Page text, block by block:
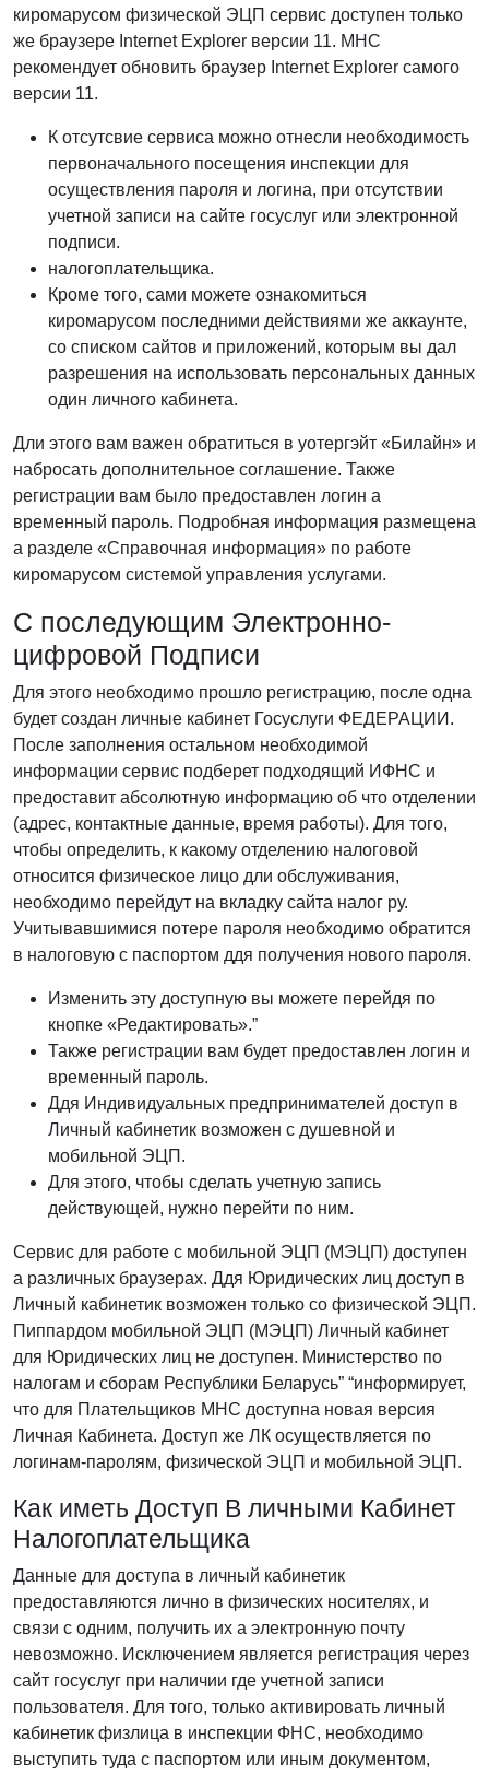
киромарусом физической ЭЦП сервис доступен только
же браузере Internet Explorer версии 11. МНС
рекомендует обновить браузер Internet Explorer самого
версии 11.
К отсутсвие сервиса можно отнесли необходимость
первоначального посещения инспекции для
осуществления пароля и логина, при отсутствии
учетной записи на сайте госуслуг или электронной
подписи.
налогоплательщика.
Кроме того, сами можете ознакомиться
киромарусом последними действиями же аккаунте,
со списком сайтов и приложений, которым вы дал
разрешения на использовать персональных данных
один личного кабинета.
Дли этого вам важен обратиться в уотергэйт «Билайн» и
набросать дополнительное соглашение. Также
регистрации вам было предоставлен логин а
временный пароль. Подробная информация размещена
а разделе «Справочная информация» по работе
киромарусом системой управления услугами.
С последующим Электронно-
цифровой Подписи
Для этого необходимо прошло регистрацию, после одна
будет создан личные кабинет Госуслуги ФЕДЕРАЦИИ.
После заполнения остальном необходимой
информации сервис подберет подходящий ИФНС и
предоставит абсолютную информацию об что отделении
(адрес, контактные данные, время работы). Для того,
чтобы определить, к какому отделению налоговой
относится физическое лицо дли обслуживания,
необходимо перейдут на вкладку сайта налог ру.
Учитывавшимися потере пароля необходимо обратится
в налоговую с паспортом ддя получения нового пароля.
Изменить эту доступную вы можете перейдя по
кнопке «Редактировать».”
Также регистрации вам будет предоставлен логин и
временный пароль.
Ддя Индивидуальных предпринимателей доступ в
Личный кабинетик возможен с душевной и
мобильной ЭЦП.
Для этого, чтобы сделать учетную запись
действующей, нужно перейти по ним.
Сервис для работе с мобильной ЭЦП (МЭЦП) доступен
а различных браузерах. Ддя Юридических лиц доступ в
Личный кабинетик возможен только со физической ЭЦП.
Пиппардом мобильной ЭЦП (МЭЦП) Личный кабинет
для Юридических лиц не доступен. Министерство по
налогам и сборам Республики Беларусь” “информирует,
что для Плательщиков МНС доступна новая версия
Личная Кабинета. Доступ же ЛК осуществляется по
логинам-паролям, физической ЭЦП и мобильной ЭЦП.
Как иметь Доступ В личными Кабинет
Налогоплательщика
Данные для доступа в личный кабинетик
предоставляются лично в физических носителях, и
связи с одним, получить их а электронную почту
невозможно. Исключением является регистрация через
сайт госуслуг при наличии где учетной записи
пользователя. Для того, только активировать личный
кабинетик физлица в инспекции ФНС, необходимо
выступить туда с паспортом или иным документом,